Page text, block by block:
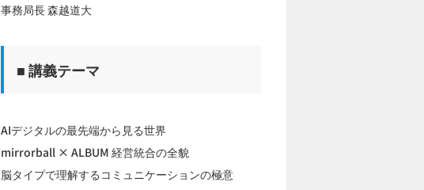
事務局長 森越道大
■ 講義テーマ
AIデジタルの最先端から見る世界
mirrorball × ALBUM 経営統合の全貌
脳タイプで理解するコミュニケーションの極意